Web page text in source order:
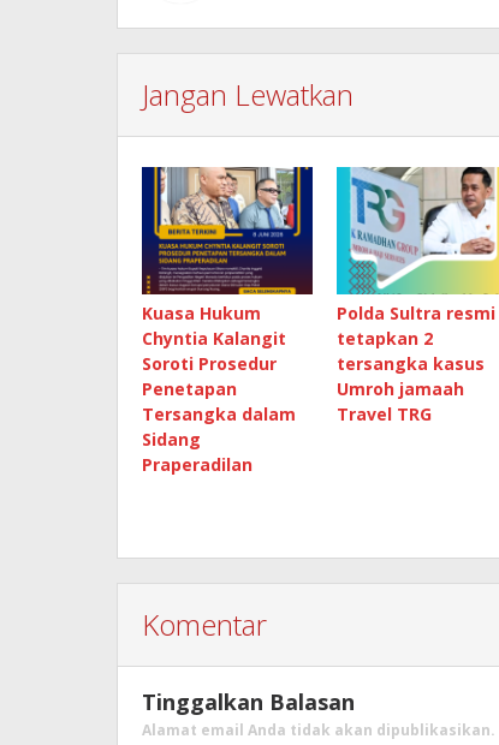
Jangan Lewatkan
Kuasa Hukum
Chyntia Kalangit
Soroti Prosedur
Penetapan
Tersangka dalam
Sidang
Praperadilan
Polda Sultra resmi
tetapkan 2
tersangka kasus
Umroh jamaah
Travel TRG
Komentar
Tinggalkan Balasan
Alamat email Anda tidak akan dipublikasikan.